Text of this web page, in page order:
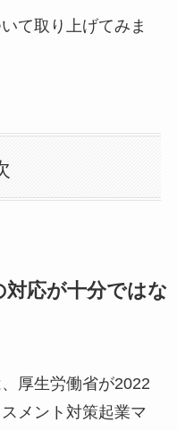
て取り上げてみま
応が十分ではな
厚生労働省が2022
メント対策起業マ